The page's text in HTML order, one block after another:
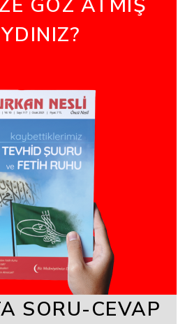
GÖZ ATMIŞ
SORU-CEVAP